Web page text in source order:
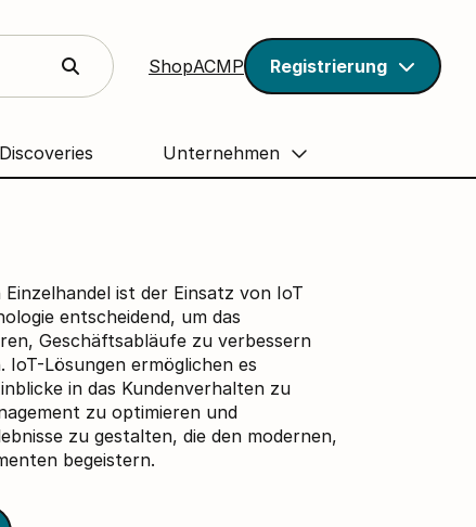
ShopACMP Registrierung
Unternehmen
ist der Einsatz von IoT
entscheidend, um das
Geschäftsabläufe zu verbessern
Lösungen ermöglichen es
in das Kundenverhalten zu
zu optimieren und
zu gestalten, die den modernen,
begeistern.